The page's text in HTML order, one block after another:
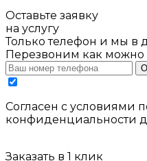
Оставьте заявку
на услугу
Только телефон и мы в
Перезвоним как можно
Cогласен с условиями
конфиденциальности
Заказать в 1 клик